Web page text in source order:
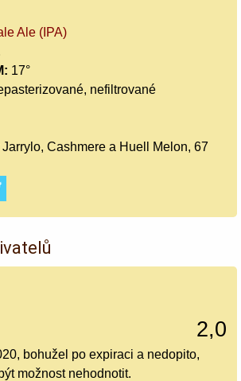
Ale (IPA)
17°
nefiltrované
Cashmere a Huell Melon, 67
2,0
bohužel po expiraci a nedopito,
možnost nehodnotit.